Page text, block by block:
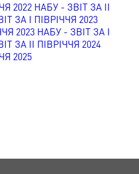
2022 НАБУ - ЗВІТ ЗА II
ЗА I ПІВРІЧЧЯ 2023
2023 НАБУ - ЗВІТ ЗА I
ЗА II ПІВРІЧЧЯ 2024
2025